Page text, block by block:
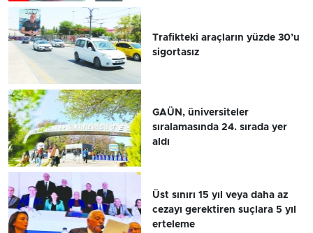
Trafikteki araçların yüzde 30’u
sigortasız
GAÜN, üniversiteler
sıralamasında 24. sırada yer
aldı
Üst sınırı 15 yıl veya daha az
cezayı gerektiren suçlara 5 yıl
erteleme